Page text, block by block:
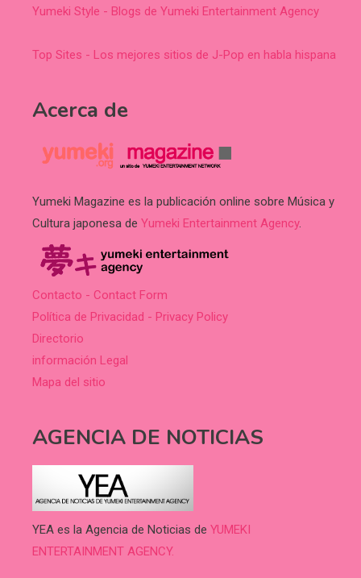
Yumeki Style - Blogs de Yumeki Entertainment Agency
Top Sites - Los mejores sitios de J-Pop en habla hispana
Acerca de
Yumeki Magazine es la publicación online sobre Música y
Cultura japonesa de Yumeki Entertainment Agency.
Contacto - Contact Form
Política de Privacidad - Privacy Policy
Directorio
información Legal
Mapa del sitio
AGENCIA DE NOTICIAS
YEA es la Agencia de Noticias de YUMEKI
ENTERTAINMENT AGENCY.